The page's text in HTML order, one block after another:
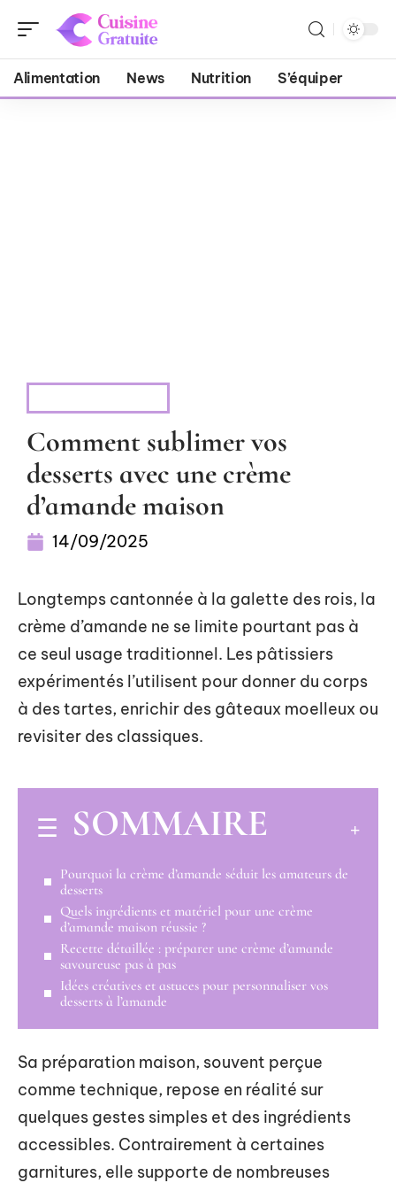
Alimentation News Nutrition S’équiper
Comment sublimer vos
desserts avec une crème
d’amande maison
14/09/2025
Longtemps cantonnée à la galette des rois, la
crème d’amande ne se limite pourtant pas à
ce seul usage traditionnel. Les pâtissiers
expérimentés l’utilisent pour donner du corps
à des tartes, enrichir des gâteaux moelleux ou
revisiter des classiques.
SOMMAIRE
Pourquoi la crème d’amande séduit les amateurs de
desserts
Quels ingrédients et matériel pour une crème
d’amande maison réussie ?
Recette détaillée : préparer une crème d’amande
savoureuse pas à pas
Idées créatives et astuces pour personnaliser vos
desserts à l’amande
Sa préparation maison, souvent perçue
comme technique, repose en réalité sur
quelques gestes simples et des ingrédients
accessibles. Contrairement à certaines
garnitures, elle supporte de nombreuses